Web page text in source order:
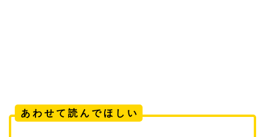
あ わ せ て 読 ん で ほ し い